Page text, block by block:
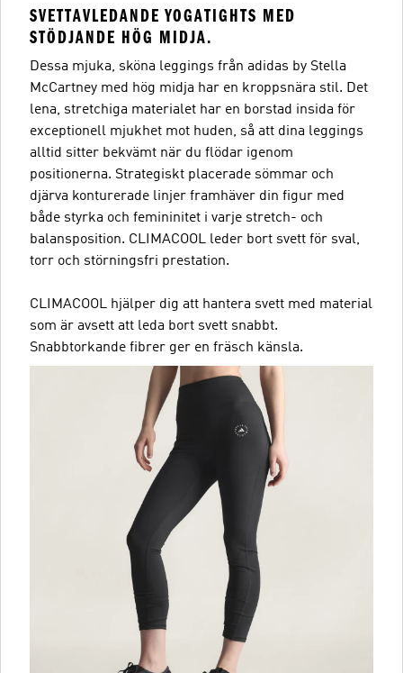
SVETTAVLEDANDE YOGATIGHTS MED
STÖDJANDE HÖG MIDJA.
Dessa mjuka, sköna leggings från adidas by Stella
McCartney med hög midja har en kroppsnära stil. Det
lena, stretchiga materialet har en borstad insida för
exceptionell mjukhet mot huden, så att dina leggings
alltid sitter bekvämt när du flödar igenom
positionerna. Strategiskt placerade sömmar och
djärva konturerade linjer framhäver din figur med
både styrka och femininitet i varje stretch- och
balansposition. CLIMACOOL leder bort svett för sval,
torr och störningsfri prestation.
CLIMACOOL hjälper dig att hantera svett med material
som är avsett att leda bort svett snabbt.
Snabbtorkande fibrer ger en fräsch känsla.